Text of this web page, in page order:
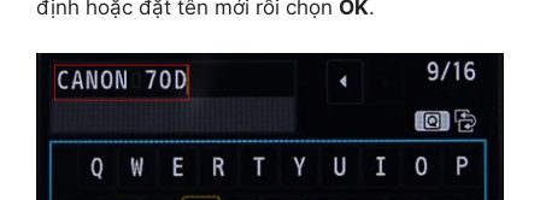
định hoặc đặt tên mới rồi chọn OK.